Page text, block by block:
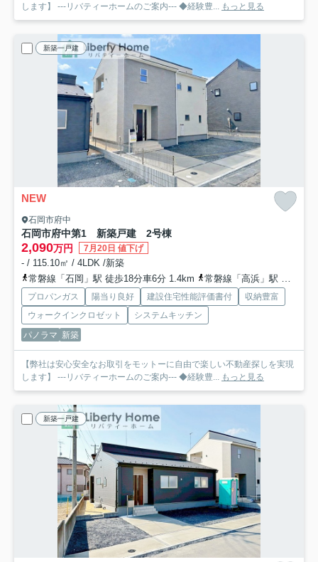
します】 ---リバティーホームのご案内--- ◆経験豊... もっと見る
新築一戸建
NEW
石岡市府中
石岡市府中第1 新築戸建 2号棟
2,090万円 7月20日 値下げ
- / 115.10㎡ / 4LDK /新築
常磐線「石岡」駅 徒歩18分車6分 1.4km
常磐線「高浜」駅 徒歩64分
プロパンガス 陽当り良好 建設住宅性能評価書付
収納豊富
ウォークインクロゼット
システムキッチン
パノラマ 新築
【弊社は安心安全なお取引をモットーに自由で楽しい不動産探しを実現
します】 ---リバティーホームのご案内--- ◆経験豊... もっと見る
新築一戸建